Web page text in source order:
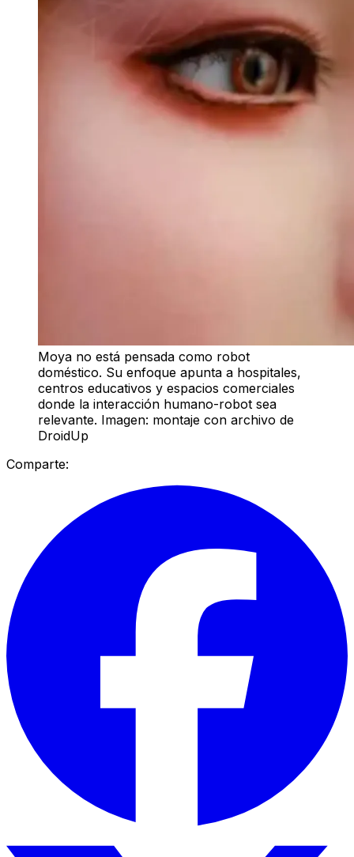
Moya no está pensada como robot
doméstico. Su enfoque apunta a hospitales,
centros educativos y espacios comerciales
donde la interacción humano-robot sea
relevante. Imagen: montaje con archivo de
DroidUp
Comparte: